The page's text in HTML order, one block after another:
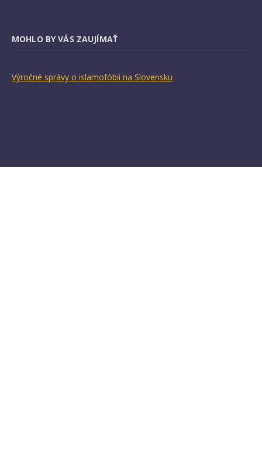
MOHLO BY VÁS ZAUJÍMAŤ
Výročné správy o islamofóbii na Slovensku